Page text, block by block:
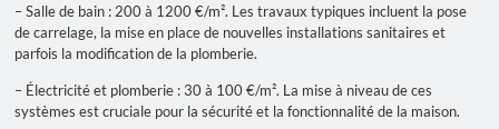
– Salle de bain : 200 à 1200 €/m². Les travaux typiques incluent la pose
de carrelage, la mise en place de nouvelles installations sanitaires et
parfois la modification de la plomberie.
– Électricité et plomberie : 30 à 100 €/m². La mise à niveau de ces
systèmes est cruciale pour la sécurité et la fonctionnalité de la maison.